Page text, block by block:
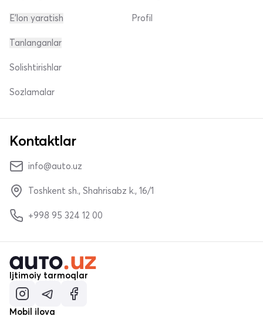
E'lon yaratish Profil
Tanlanganlar
Solishtirishlar
Sozlamalar
Kontaktlar
info@auto.uz
Toshkent sh., Shahrisabz k., 16/1
+998 95 324 12 00
Ijtimoiy tarmoqlar
Mobil ilova